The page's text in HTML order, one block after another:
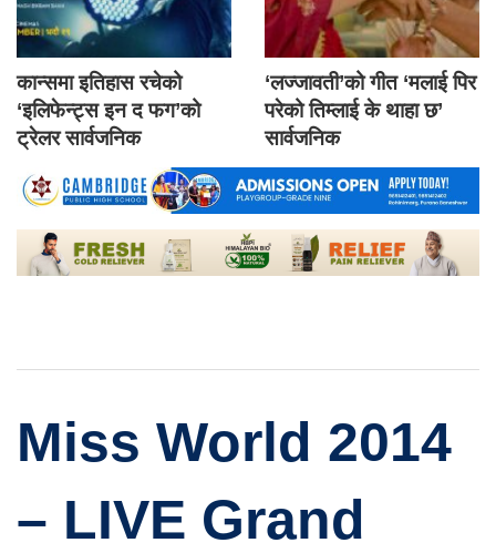
कान्समा इतिहास रचेको
‘इलिफेन्ट्स इन द फग’को
ट्रेलर सार्वजनिक
‘लज्जावती’को गीत ‘मलाई पिर
परेको तिम्लाई के थाहा छ’
सार्वजनिक
Miss World 2014
– LIVE Grand